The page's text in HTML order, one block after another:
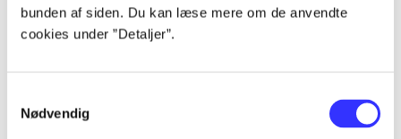
bunden af siden. Du kan læse mere om de anvendte
cookies under ”Detaljer”.
Nødvendig